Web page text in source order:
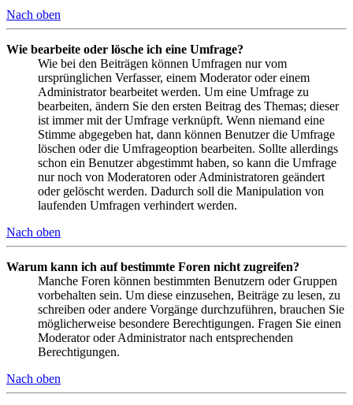
Nach oben
Wie bearbeite oder lösche ich eine Umfrage?
Wie bei den Beiträgen können Umfragen nur vom
ursprünglichen Verfasser, einem Moderator oder einem
Administrator bearbeitet werden. Um eine Umfrage zu
bearbeiten, ändern Sie den ersten Beitrag des Themas; dieser
ist immer mit der Umfrage verknüpft. Wenn niemand eine
Stimme abgegeben hat, dann können Benutzer die Umfrage
löschen oder die Umfrageoption bearbeiten. Sollte allerdings
schon ein Benutzer abgestimmt haben, so kann die Umfrage
nur noch von Moderatoren oder Administratoren geändert
oder gelöscht werden. Dadurch soll die Manipulation von
laufenden Umfragen verhindert werden.
Nach oben
Warum kann ich auf bestimmte Foren nicht zugreifen?
Manche Foren können bestimmten Benutzern oder Gruppen
vorbehalten sein. Um diese einzusehen, Beiträge zu lesen, zu
schreiben oder andere Vorgänge durchzuführen, brauchen Sie
möglicherweise besondere Berechtigungen. Fragen Sie einen
Moderator oder Administrator nach entsprechenden
Berechtigungen.
Nach oben